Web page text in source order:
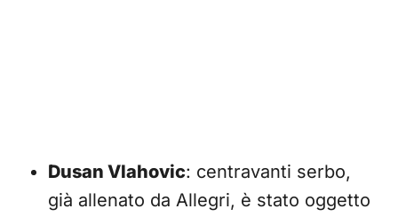
Dusan Vlahovic: centravanti serbo,
già allenato da Allegri, è stato oggetto